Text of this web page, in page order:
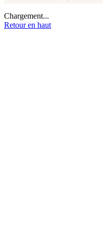
Chargement...
Retour en haut